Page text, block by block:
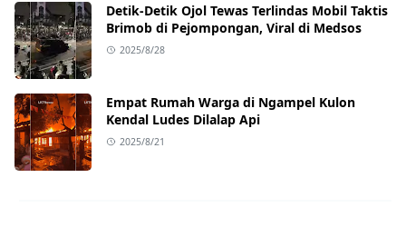
Detik-Detik Ojol Tewas Terlindas Mobil Taktis
Brimob di Pejompongan, Viral di Medsos
2025/8/28
Empat Rumah Warga di Ngampel Kulon
Kendal Ludes Dilalap Api
2025/8/21